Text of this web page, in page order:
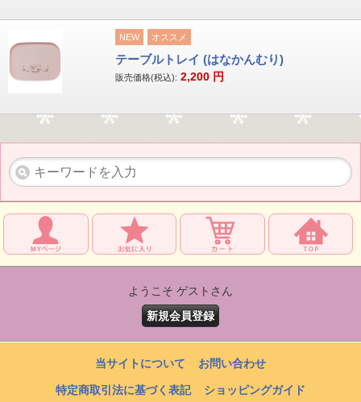
NEW オススメ
テーブルトレイ (はなかんむり)
販売価格(税込): 2,200 円
ようこそ ゲストさん
新規会員登録
当サイトについて お問い合わせ
特定商取引法に基づく表記 ショッピングガイド